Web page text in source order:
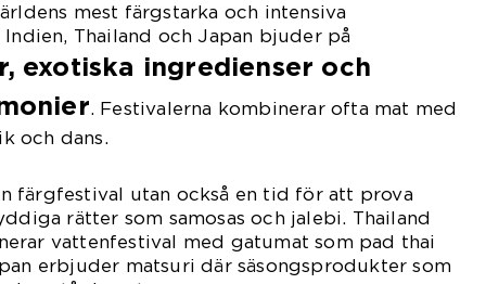
mest färgstarka och intensiva
Thailand och Japan bjuder på
exotiska ingredienser och
. Festivalerna kombinerar ofta mat med
och dans.
färgfestival utan också en tid för att prova
rätter som samosas och jalebi. Thailand
vattenfestival med gatumat som pad thai
erbjuder matsuri där säsongsprodukter som